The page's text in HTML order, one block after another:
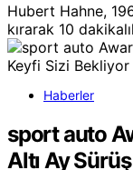
Hubert Hahne,
kırarak 10
Haberler
sport auto
Altı Ay